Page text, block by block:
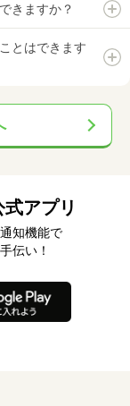
きますか？
とはできます
アプリ
知機能で
伝い！